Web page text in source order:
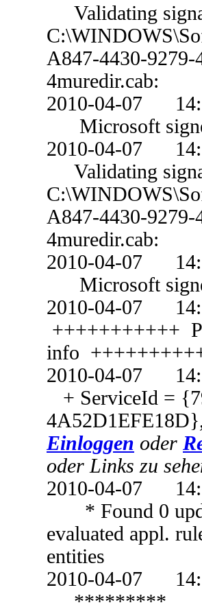
Validating
A847-4430-
4muredir.cab:
2010-04-07
Microsoft
2010-04-07
Validating
A847-4430-
4muredir.cab:
2010-04-07
Microsoft
2010-04-07
+++++++++++
info
2010-04-07
+ ServiceId =
Einloggen oder
oder Links zu
2010-04-07
* Found 0
evaluated appl.
entities
2010-04-07